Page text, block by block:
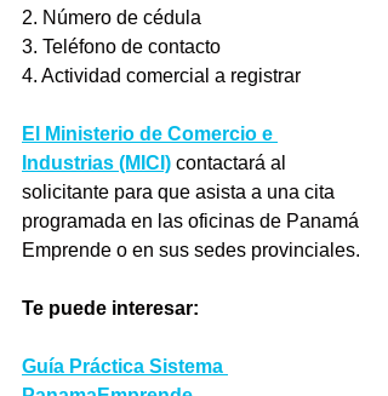
2. Número de cédula
3. Teléfono de contacto
4. Actividad comercial a registrar
El Ministerio de Comercio e
Industrias (MICI) contactará al
solicitante para que asista a una cita
programada en las oficinas de Panamá
Emprende o en sus sedes provinciales.
Te puede interesar:
Guía Práctica Sistema